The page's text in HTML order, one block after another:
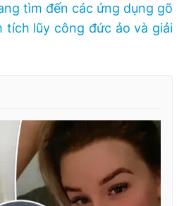
tìm đến các ứng dụng gõ
tích lũy công đức ảo và giải